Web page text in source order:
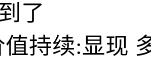
了
持续:显现